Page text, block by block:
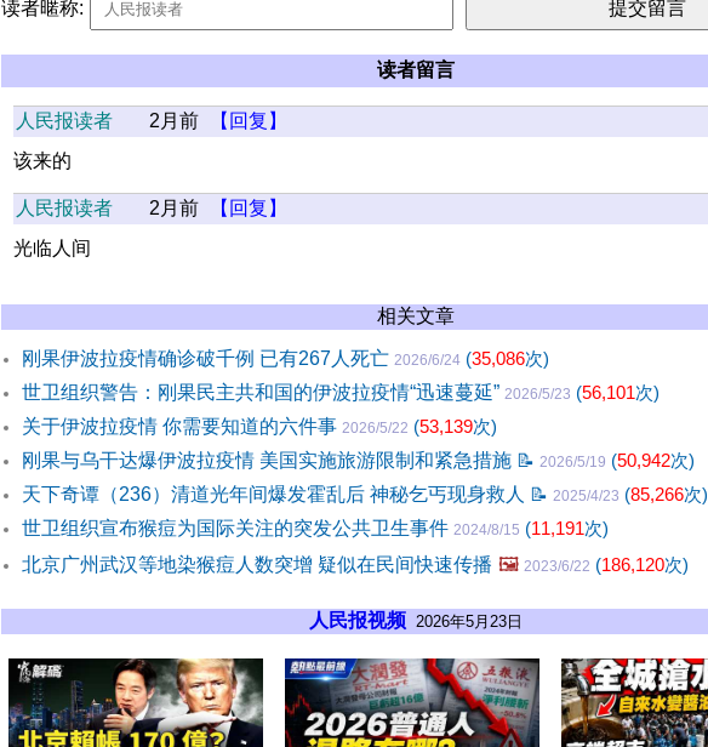
读者暱称:
读者留言
人民报读者 2月前
【回复】
该来的
人民报读者 2月前
【回复】
光临人间
相关文章
刚果伊波拉疫情确诊破千例 已有267人死亡 2026/6/24 (35,086次)
世卫组织警告：刚果民主共和国的伊波拉疫情“迅速蔓延” 2026/5/23 (56,101次)
关于伊波拉疫情 你需要知道的六件事 2026/5/22 (53,139次)
刚果与乌干达爆伊波拉疫情 美国实施旅游限制和紧急措施 📝 2026/5/19 (50,942次)
天下奇谭（236）清道光年间爆发霍乱后 神秘乞丐现身救人 📝 2025/4/23 (85,266次)
世卫组织宣布猴痘为国际关注的突发公共卫生事件 2024/8/15 (11,191次)
北京广州武汉等地染猴痘人数突增 疑似在民间快速传播 🖼️ 2023/6/22 (186,120次)
人民报视频 2026年5月23日